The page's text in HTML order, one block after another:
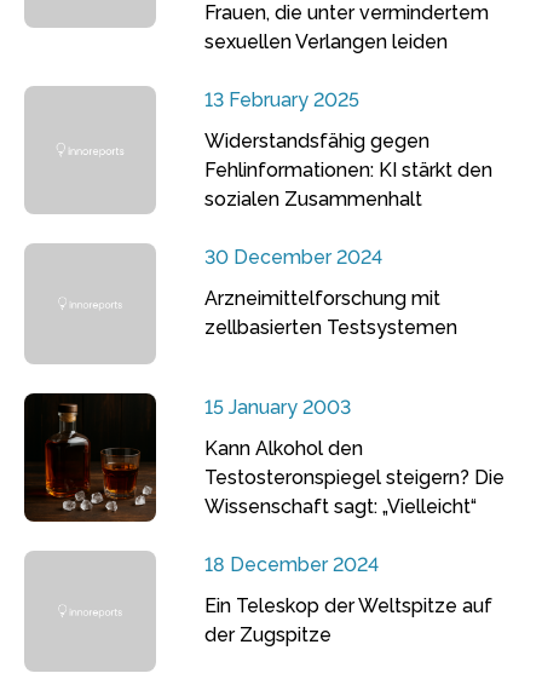
Frauen, die unter vermindertem
sexuellen Verlangen leiden
13 February 2025
Widerstandsfähig gegen
Fehlinformationen: KI stärkt den
sozialen Zusammenhalt
30 December 2024
Arzneimittelforschung mit
zellbasierten Testsystemen
15 January 2003
Kann Alkohol den
Testosteronspiegel steigern? Die
Wissenschaft sagt: „Vielleicht“
18 December 2024
Ein Teleskop der Weltspitze auf
der Zugspitze